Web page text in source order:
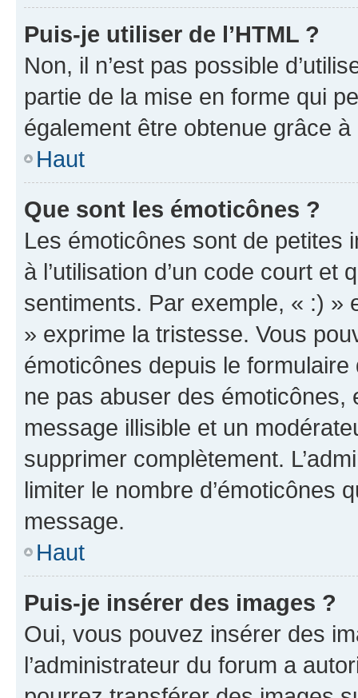
Puis-je utiliser de l’HTML ?
Non, il n’est pas possible
partie de la mise en forme qui
également être obtenue grâce à
Haut
Que sont les émoticônes ?
Les émoticônes sont de petites
à l’utilisation d’un code court et
sentiments. Par exemple, « :) »
» exprime la tristesse. Vous
émoticônes depuis le
ne pas abuser des
message illisible et un
supprimer complètement.
limiter le nombre d’émoticônes
message.
Haut
Puis-je insérer des images ?
Oui, vous pouvez insérer des
l’administrateur du forum a